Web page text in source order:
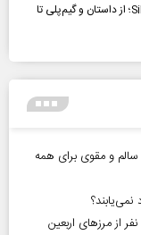
بررسی بازی Silent Hill: Townfall؛ از داستان و گیم‌پلی تا
۳۰ صبحانه سریع، سالم و مقوی برای همه
نمی‌یابند؟